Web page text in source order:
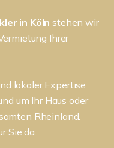
in Kölnstehen wir
Ihrer
lokaler Expertise
um Ihr Haus oder
Rheinland.
Sie da.